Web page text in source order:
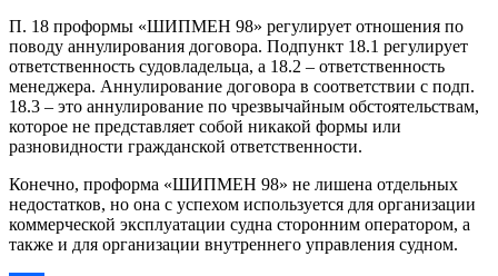
П. 18 проформы «ШИПМЕН 98» регулирует отношения по
поводу аннулирования договора. Подпункт 18.1 регулирует
ответственность судовладельца, а 18.2 – ответственность
менеджера. Аннулирование договора в соответствии с подп.
18.3 – это аннулирование по чрезвычайным обстоятельствам,
которое не представляет собой никакой формы или
разновидности гражданской ответственности.
Конечно, проформа «ШИПМЕН 98» не лишена отдельных
недостатков, но она с успехом используется для организации
коммерческой эксплуатации судна сторонним оператором, а
также и для организации внутреннего управления судном.